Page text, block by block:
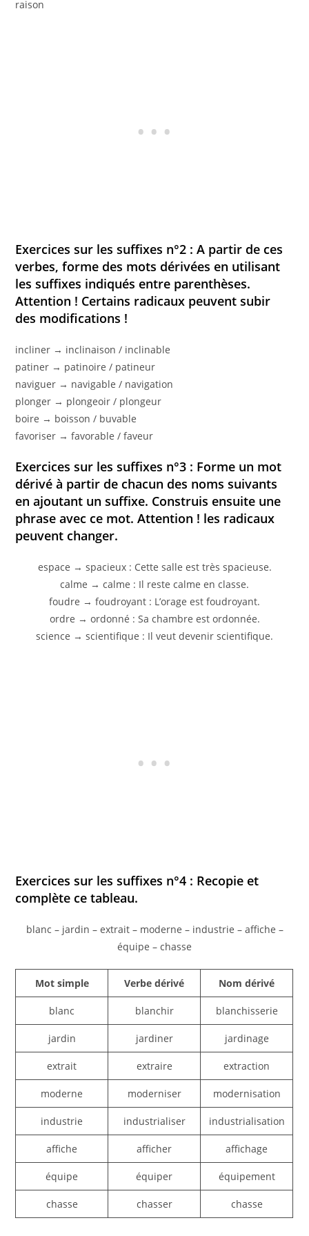
raison
Exercices sur les suffixes n°2 : A partir de ces
verbes, forme des mots dérivées en utilisant
les suffixes indiqués entre parenthèses.
Attention ! Certains radicaux peuvent subir
des modifications !
incliner → inclinaison / inclinable
patiner → patinoire / patineur
naviguer → navigable / navigation
plonger → plongeoir / plongeur
boire → boisson / buvable
favoriser → favorable / faveur
Exercices sur les suffixes n°3 : Forme un mot
dérivé à partir de chacun des noms suivants
en ajoutant un suffixe. Construis ensuite une
phrase avec ce mot. Attention ! les radicaux
peuvent changer.
espace → spacieux : Cette salle est très spacieuse.
calme → calme : Il reste calme en classe.
foudre → foudroyant : L’orage est foudroyant.
ordre → ordonné : Sa chambre est ordonnée.
science → scientifique : Il veut devenir scientifique.
Exercices sur les suffixes n°4 : Recopie et
complète ce tableau.
blanc – jardin – extrait – moderne – industrie – affiche –
équipe – chasse
Mot simple Verbe dérivé Nom dérivé
blanc blanchir blanchisserie
jardin jardiner jardinage
extrait extraire extraction
moderne moderniser modernisation
industrie industrialiser industrialisation
affiche afficher affichage
équipe équiper équipement
chasse chasser chasse